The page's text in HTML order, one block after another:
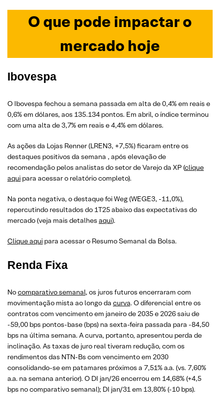
O que pode impactar o
mercado hoje
Ibovespa
O Ibovespa fechou a semana passada em alta de 0,4% em reais e
0,6% em dólares, aos 135.134 pontos. Em abril, o índice terminou
com uma alta de 3,7% em reais e 4,4% em dólares.
As ações da Lojas Renner (LREN3, +7,5%) ficaram entre os
destaques positivos da semana , após elevação de
recomendação pelos analistas do setor de Varejo da XP (clique
aqui para acessar o relatório completo).
Na ponta negativa, o destaque foi Weg (WEGE3, -11,0%),
repercutindo resultados do 1T25 abaixo das expectativas do
mercado (veja mais detalhes aqui).
Clique aqui para acessar o Resumo Semanal da Bolsa.
Renda Fixa
Nocomparativo semanal, os juros futuros encerraram com
movimentação mista ao longo da curva. O diferencial entre os
contratos com vencimento em janeiro de 2035 e 2026 saiu de
-59,00 bps pontos-base (bps) na sexta-feira passada para -84,50
bps na última semana. A curva, portanto, apresentou perda de
inclinação. As taxas de juro real tiveram redução, com os
rendimentos das NTN-Bs com vencimento em 2030
consolidando-se em patamares próximos a 7,51% a.a. (vs. 7,60%
a.a. na semana anterior). O DI jan/26 encerrou em 14,68% (+4,5
bps no comparativo semanal); DI jan/31 em 13,80% (-10 bps).